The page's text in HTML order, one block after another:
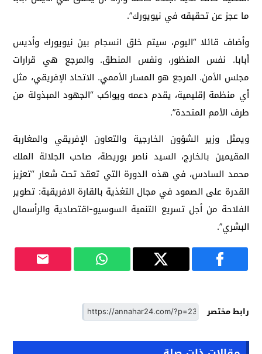
ما عجز عن تحقيقه في نيويورك”.
وأضاف قائلا “اليوم، سيتم خلق انسجام بين نيويورك وأديس
أبابا. نفس المنظور، ونفس المنطق. والمرجع هي قرارات
مجلس الأمن. المرجع هو المسار الأممي. الاتحاد الإفريقي، مثل
أي منظمة إقليمية، يقدم دعمه ويواكب “الجهود المبذولة من
طرف الأمم المتحدة”.
ويمثل وزير الشؤون الخارجية والتعاون الإفريقي والمغاربة
المقيمين بالخارج، السيد ناصر بوريطة، صاحب الجلالة الملك
محمد السادس، في هذه الدورة التي تعقد تحت شعار “تعزيز
القدرة على الصمود في مجال التغذية بالقارة الافريقية: تطوير
الفلاحة من أجل تسريع التنمية السوسيو-اقتصادية والرأسمال
البشري”.
رابط مختصر